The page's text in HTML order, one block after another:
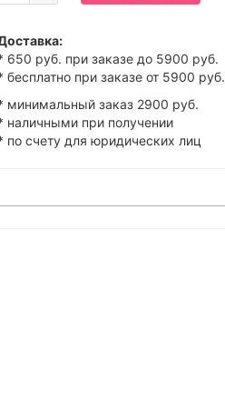
650 руб. при заказе до 5900 руб.
бесплатно при заказе от 5900 руб.
минимальный заказ 2900 руб.
наличными при получении
по счету для юридических лиц